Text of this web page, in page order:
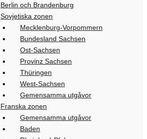
Berlin och Brandenburg
Sovjetiska zonen
Mecklenburg-Vorpommern
Bundesland Sachsen
Ost-Sachsen
Provinz Sachsen
Thüringen
West-Sachsen
Gemensamma utgåvor
Franska zonen
Gemensamma utgåvor
Baden